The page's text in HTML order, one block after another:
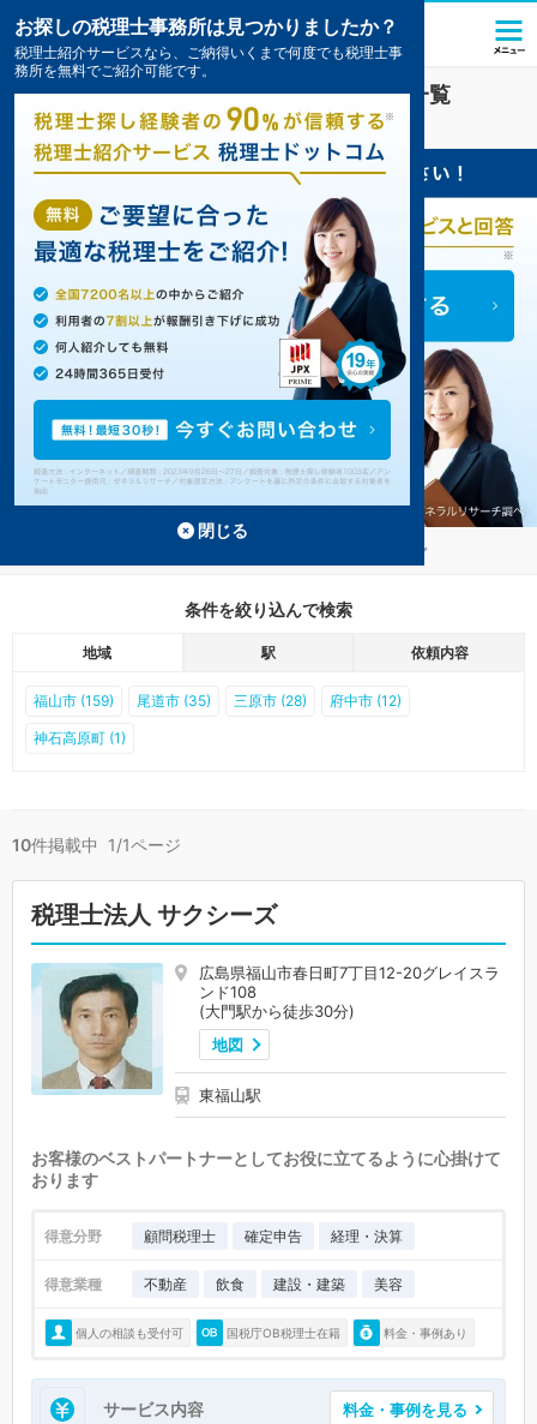
大門駅(広島県)の税理士・会計事務所の一覧
10件掲載中
条件を絞り込んで検索
地域 駅 依頼内容
福山市 (159) 尾道市 (35) 三原市 (28) 府中市 (12)
神石高原町 (1)
10件掲載中 1/1ページ
税理士法人 サクシーズ
広島県福山市春日町7丁目12-20グレイスラ
ンド108
(大門駅から徒歩30分)
地図
東福山駅
お客様のベストパートナーとしてお役に立てるように心掛けて
おります
得意分野 顧問税理士 確定申告 経理・決算
得意業種 不動産 飲食 建設・建築 美容
個人の相談も受付可 国税庁OB税理士在籍 料金・事例あり
サービス内容 料金・事例を見る
お探しの税理士事務所は見つかりましたか？
税理士紹介サービスなら、ご納得いくまで何度でも税理士事
務所を無料でご紹介可能です。
閉じる